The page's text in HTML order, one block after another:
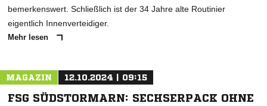
bemerkenswert. Schließlich ist der 34 Jahre alte Routinier
eigentlich Innenverteidiger.
Mehr lesen
MAGAZIN 12.10.2024 | 09:15
FSG SÜDSTORMARN: SECHSERPACK OHNE